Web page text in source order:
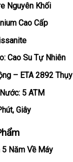
Nguyên Khối
Cao Cấp
Cao Su Tự Nhiên
– ETA 2892
5 ATM
Giây
Năm Về Máy